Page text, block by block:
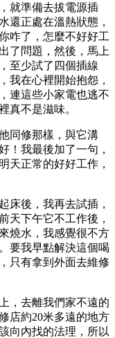
就準備去拔電源插
還正處在溫熱狀態，
咋了，怎麼不好好工
了問題，然後，馬上
至少試了四個插線
我在心裡開始抱怨，
連這些小家電也逃不
真不是滋味。
同修那樣，與它溝
！我最後加了一句，
天正常的好好工作，
床後，我再去試插，
天下午它不工作後，
燒水，我感覺很不方
要我早點解決這個喝
只有拿到外面去維修
，去離我們家不遠的
店約20米多遠的地方
向內找的法理，所以